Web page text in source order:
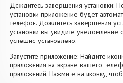
Дождитесь завершения установки:
установки приложение будет
телефон. Дождитесь завершения
установки вы увидите уведомление
успешно установлено.
Запустите приложение: Найдите
приложения на экране вашего
приложений. Нажмите на иконку,